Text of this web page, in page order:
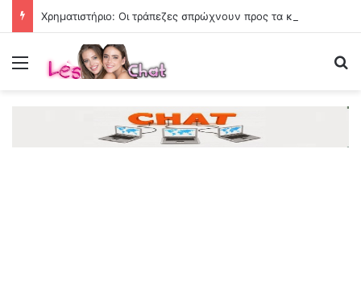
Menu